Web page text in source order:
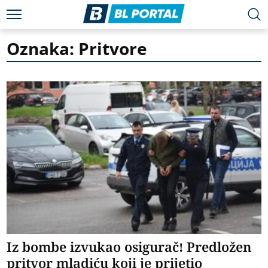
Oznaka: Pritvore
Iz bombe izvukao osigurač! Predložen
pritvor mladiću koji je prijetio